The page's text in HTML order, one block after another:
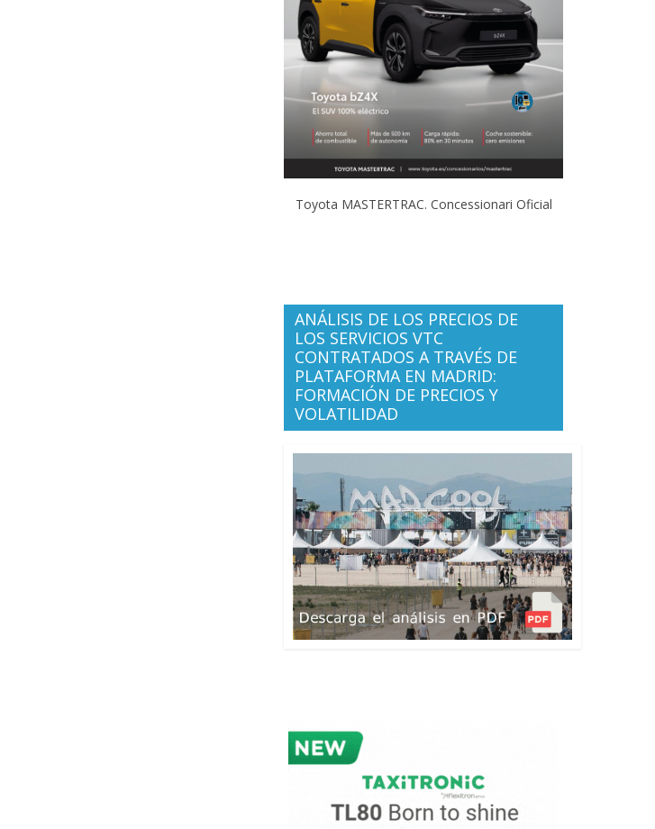
Toyota MASTERTRAC. Concessionari Oficial
ANÁLISIS DE LOS PRECIOS DE
LOS SERVICIOS VTC
CONTRATADOS A TRAVÉS DE
PLATAFORMA EN MADRID:
FORMACIÓN DE PRECIOS Y
VOLATILIDAD